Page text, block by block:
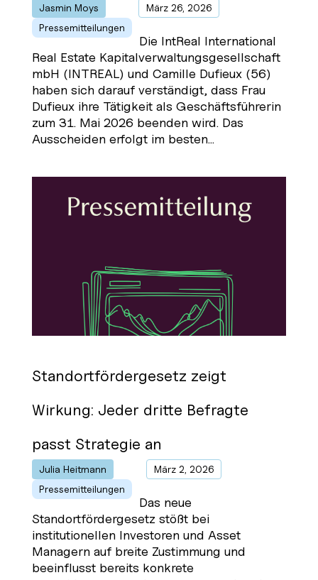
Jasmin Moys März 26, 2026
Pressemitteilungen
Die IntReal International
Real Estate Kapitalverwaltungsgesellschaft
mbH (INTREAL) und Camille Dufieux (56)
haben sich darauf verständigt, dass Frau
Dufieux ihre Tätigkeit als Geschäftsführerin
zum 31. Mai 2026 beenden wird. Das
Ausscheiden erfolgt im besten...
Standortfördergesetz zeigt
Wirkung: Jeder dritte Befragte
passt Strategie an
Julia Heitmann März 2, 2026
Pressemitteilungen
Das neue
Standortfördergesetz stößt bei
institutionellen Investoren und Asset
Managern auf breite Zustimmung und
beeinflusst bereits konkrete